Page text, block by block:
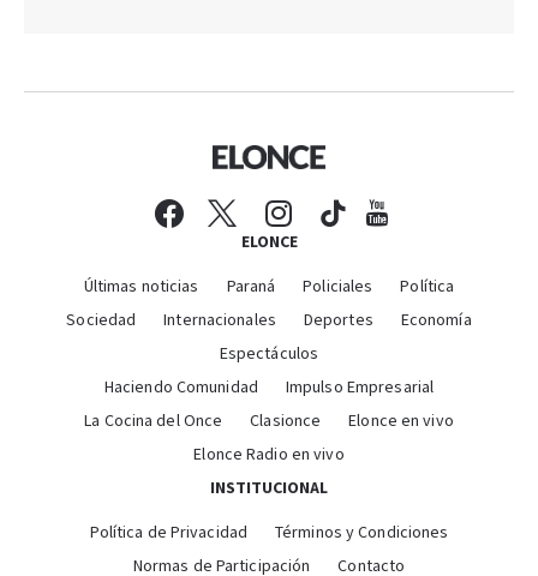
ELONCE
Últimas noticias Paraná Policiales
Política
Sociedad
Internacionales Deportes
Economía
Espectáculos
Haciendo Comunidad
Impulso Empresarial
La Cocina del Once
Clasionce
Elonce en vivo
Elonce Radio en vivo
INSTITUCIONAL
Política de Privacidad
Términos y Condiciones
Normas de Participación
Contacto